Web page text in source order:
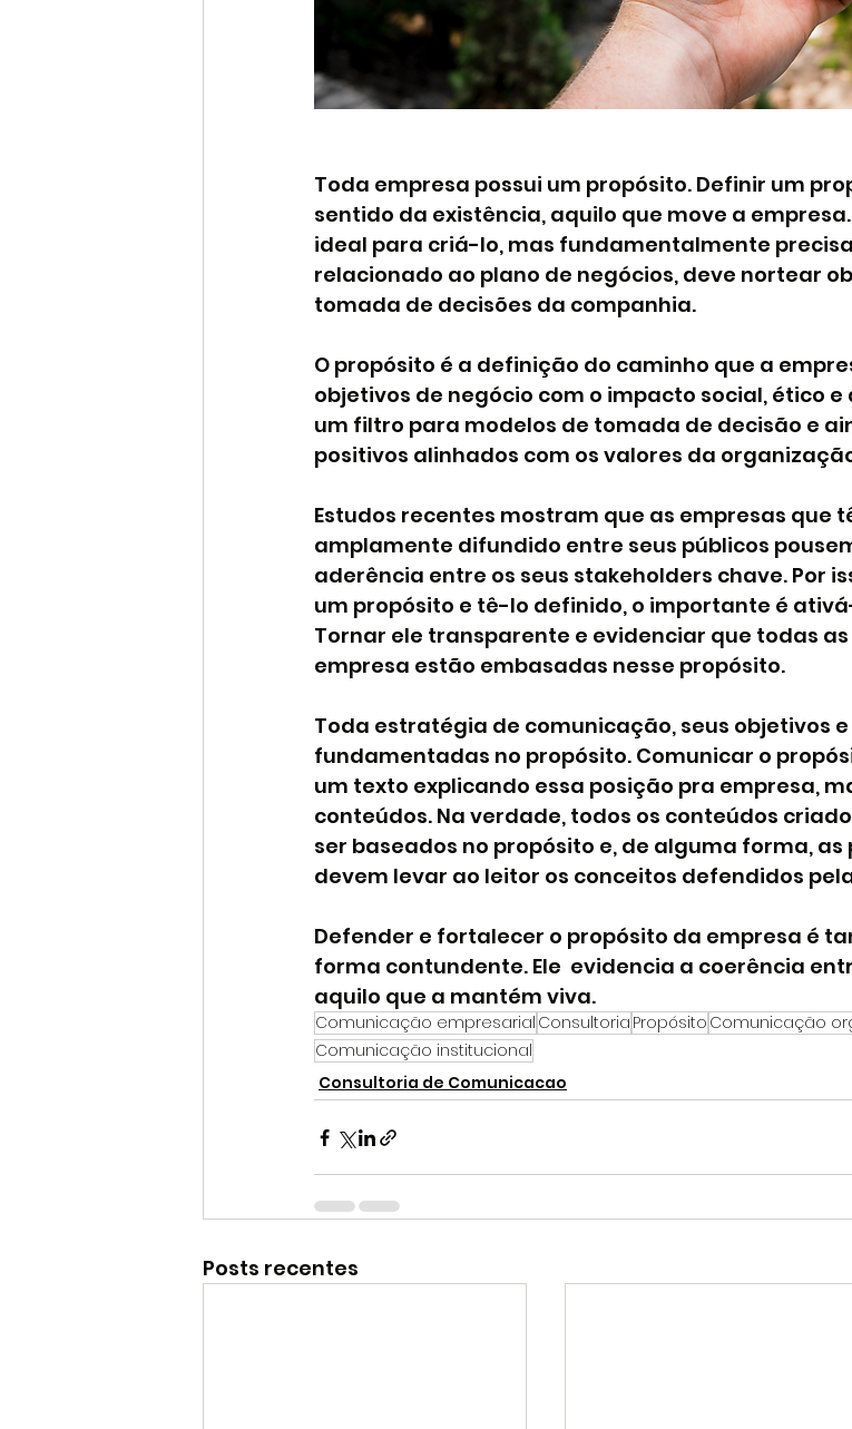
Toda empresa possui um propósito. Definir um
sentido da existência, aquilo que move a
ideal para criá-lo, mas fundamentalmente
relacionado ao plano de negócios, deve nortear
tomada de decisões da companhia.
O propósito é a definição do caminho que a
objetivos de negócio com o impacto social, ético
um filtro para modelos de tomada de decisão e
positivos alinhados com os valores da
Estudos recentes mostram que as empresas que
amplamente difundido entre seus públicos
aderência entre os seus stakeholders chave. Por
um propósito e tê-lo definido, o importante é
Tornar ele transparente e evidenciar que todas
empresa estão embasadas nesse propósito.
Toda estratégia de comunicação, seus objetivos
fundamentadas no propósito. Comunicar o
um texto explicando essa posição pra empresa,
conteúdos. Na verdade, todos os conteúdos
ser baseados no propósito e, de alguma forma,
devem levar ao leitor os conceitos defendidos
Defender e fortalecer o propósito da empresa é
forma contundente. Ele  evidencia a coerência
aquilo que a mantém viva.
Comunicação empresarial Consultoria Propósito Comunicação
Comunicação institucional
Consultoria de Comunicacao
Posts recentes